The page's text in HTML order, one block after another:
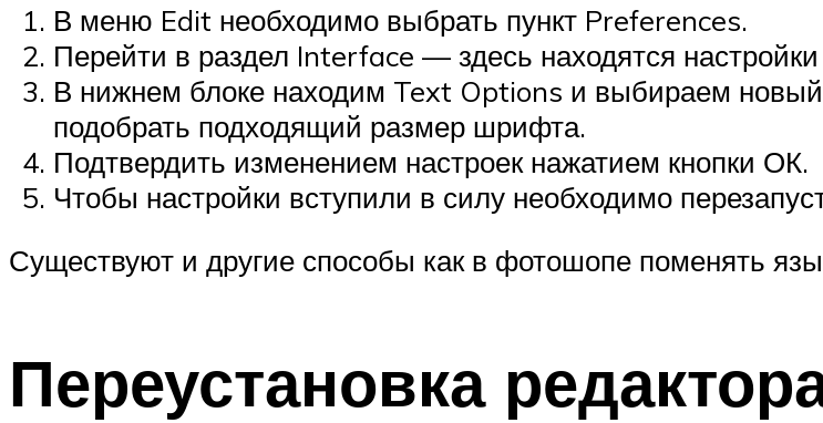
В меню Edit необходимо выбрать пункт Preferences.
Перейти в раздел Interface — здесь находятся
В нижнем блоке находим Text Options и выбираем
подобрать подходящий размер шрифта.
Подтвердить изменением настроек нажатием кнопки ОК.
Чтобы настройки вступили в силу необходимо
Существуют и другие способы как в фотошопе поменять
Переустановка